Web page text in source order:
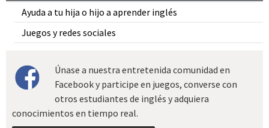
Ayuda a tu hija o hijo a aprender inglés
Juegos y redes sociales
Únase a nuestra entretenida comunidad en
Facebook y participe en juegos, converse con
otros estudiantes de inglés y adquiera
conocimientos en tiempo real.